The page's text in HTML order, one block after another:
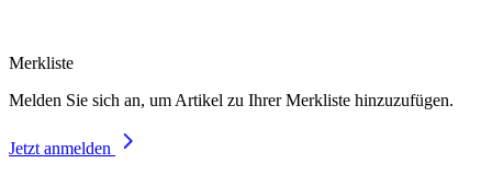
Merkliste
Melden Sie sich an, um Artikel zu Ihrer Merkliste hinzuzufügen.
Jetzt anmelden